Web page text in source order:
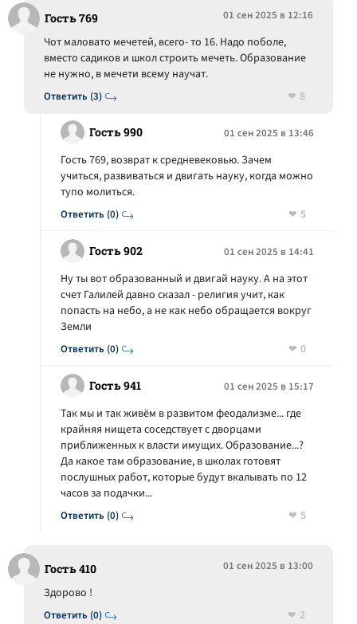
Гость 769 01 сен 2025 в 12:16
Ответить (3)
Чот маловато мечетей, всего- то 16. Надо поболе,
вместо садиков и школ строить мечеть. Образование
не нужно, в мечети всему научат.
8
Гость 990 01 сен 2025 в 13:46
Ответить (0)
Гость 769, возврат к средневековью. Зачем
учиться, развиваться и двигать науку, когда можно
тупо молиться.
5
Гость 902 01 сен 2025 в 14:41
Ответить (0)
Ну ты вот образованный и двигай науку. А на этот
счет Галилей давно сказал - религия учит, как
попасть на небо, а не как небо обращается вокруг
Земли
0
Гость 941 01 сен 2025 в 15:17
Ответить (0)
Так мы и так живём в развитом феодализме... где
крайняя нищета соседствует с дворцами
приближенных к власти имущих. Образование...?
Да какое там образование, в школах готовят
послушных работ, которые будут вкалывать по 12
часов за подачки...
5
Гость 410 01 сен 2025 в 13:00
Ответить (0)
Здорово !
2